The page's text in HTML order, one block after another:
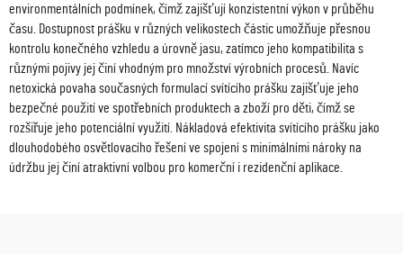
environmentálních podmínek, čímž zajišťují konzistentní výkon v průběhu
času. Dostupnost prášku v různých velikostech částic umožňuje přesnou
kontrolu konečného vzhledu a úrovně jasu, zatímco jeho kompatibilita s
různými pojivy jej činí vhodným pro množství výrobních procesů. Navíc
netoxická povaha současných formulací svítícího prášku zajišťuje jeho
bezpečné použití ve spotřebních produktech a zboží pro děti, čímž se
rozšiřuje jeho potenciální využití. Nákladová efektivita svítícího prášku jako
dlouhodobého osvětlovacího řešení ve spojení s minimálními nároky na
údržbu jej činí atraktivní volbou pro komerční i rezidenční aplikace.